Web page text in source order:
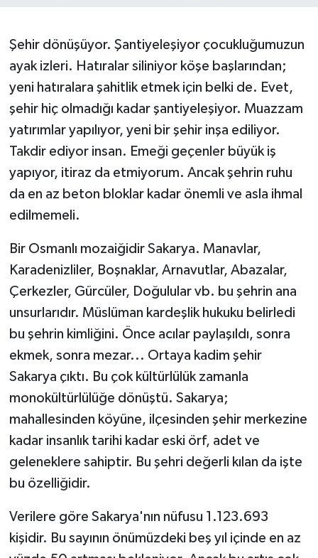
Şehir dönüşüyor. Şantiyeleşiyor çocukluğumuzun
ayak izleri. Hatıralar siliniyor köşe başlarından;
yeni hatıralara şahitlik etmek için belki de. Evet,
şehir hiç olmadığı kadar şantiyeleşiyor. Muazzam
yatırımlar yapılıyor, yeni bir şehir inşa ediliyor.
Takdir ediyor insan. Emeği geçenler büyük iş
yapıyor, itiraz da etmiyorum. Ancak şehrin ruhu
da en az beton bloklar kadar önemli ve asla ihmal
edilmemeli.
Bir Osmanlı mozaiğidir Sakarya. Manavlar,
Karadenizliler, Boşnaklar, Arnavutlar, Abazalar,
Çerkezler, Gürcüler, Doğulular vb. bu şehrin ana
unsurlarıdır. Müslüman kardeşlik hukuku belirledi
bu şehrin kimliğini. Önce acılar paylaşıldı, sonra
ekmek, sonra mezar... Ortaya kadim şehir
Sakarya çıktı. Bu çok kültürlülük zamanla
monokültürlülüğe dönüştü. Sakarya;
mahallesinden köyüne, ilçesinden şehir merkezine
kadar insanlık tarihi kadar eski örf, adet ve
geleneklere sahiptir. Bu şehri değerli kılan da işte
bu özelliğidir.
Verilere göre Sakarya'nın nüfusu 1.123.693
kişidir. Bu sayının önümüzdeki beş yıl içinde en az